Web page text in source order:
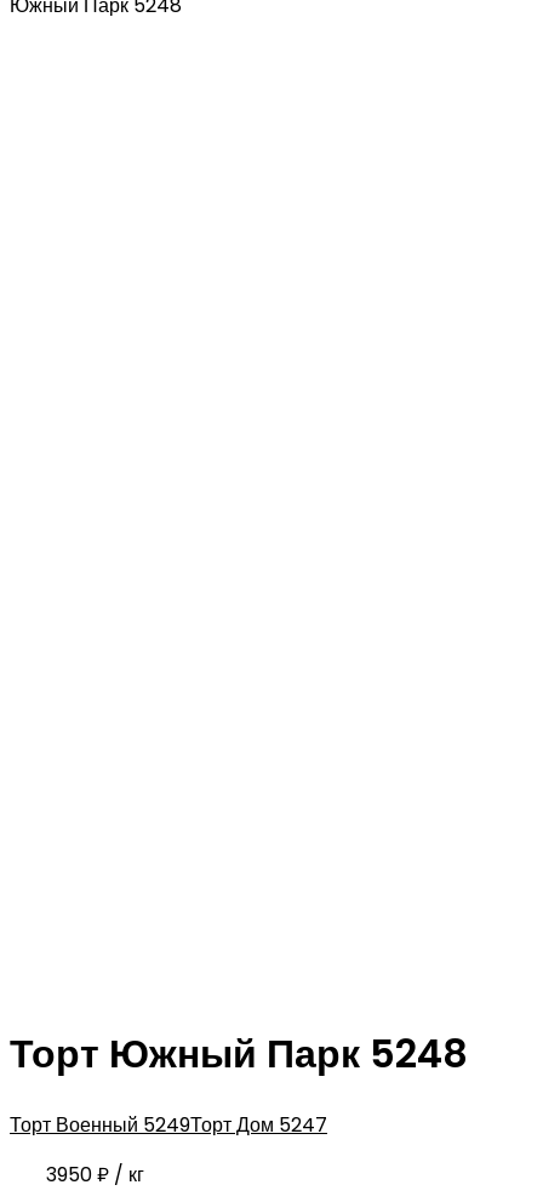
Торт Южный Парк 5248
Торт Военный 5249Торт Дом 5247
3950₽ / кг